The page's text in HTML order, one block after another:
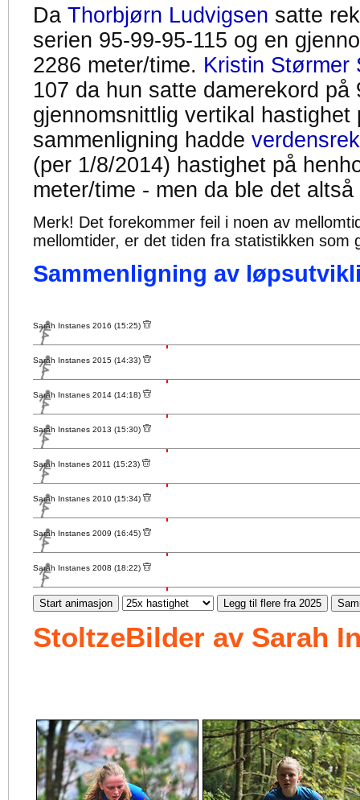
Da Thorbjørn Ludvigsen satte
serien 95-99-95-115 og en
2286 meter/time. Kristin Størmer
107 da hun satte damerekord på
gjennomsnittlig vertikal hastighet
sammenligning hadde
(per 1/8/2014) hastighet på
meter/time - men da ble det
Merk! Det forekommer feil i noen av
mellomtider, er det tiden fra statistikken som
Sammenligning av
Sarah Instanes 2016 (15:25)
Sarah Instanes 2015 (14:33)
Sarah Instanes 2014 (14:18)
Sarah Instanes 2013 (15:30)
Sarah Instanes 2011 (15:23)
Sarah Instanes 2010 (15:34)
Sarah Instanes 2009 (16:45)
Sarah Instanes 2008 (18:22)
Start animasjon Legg til flere fra 2025
StoltzeBilder av Sarah